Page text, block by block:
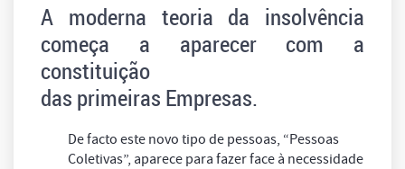
A moderna teoria da insolvência
começa a aparecer com a
constituição
das primeiras Empresas.
De facto este novo tipo de pessoas, “Pessoas
Coletivas”, aparece para fazer face à necessidade